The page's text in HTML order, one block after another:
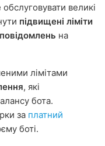
великі
підвищені ліміти
на
лімітами
, які
бота.
за платний
боті.